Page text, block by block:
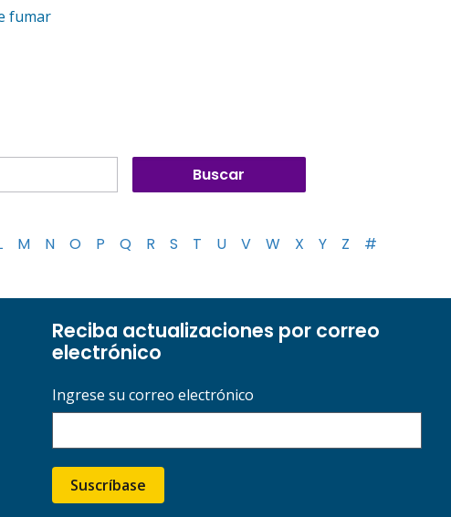
fumar
M N O P Q R S T U V W X Y Z #
Reciba actualizaciones por correo
electrónico
Ingrese su correo electrónico
Suscríbase